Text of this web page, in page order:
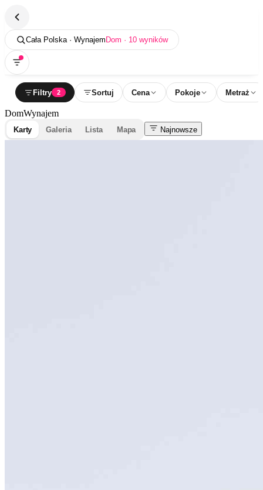
Cała Polska · Wynajem Dom · 10 wyników
Filtry 2 Sortuj Cena Pokoje Metraż
DomWynajem
Karty Galeria Lista Mapa Najnowsze